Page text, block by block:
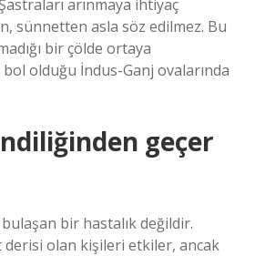
arınmaya ihtiyaç
sünnetten asla söz edilmez. Bu
bir çölde ortaya
bol olduğu İndus-Ganj ovalarında
geçer
bir hastalık değildir.
olan kişileri etkiler, ancak